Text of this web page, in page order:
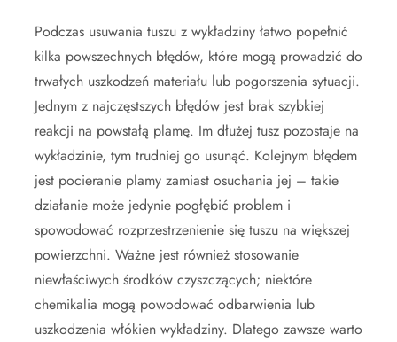
Podczas usuwania tuszu z wykładziny łatwo popełnić
kilka powszechnych błędów, które mogą prowadzić do
trwałych uszkodzeń materiału lub pogorszenia sytuacji.
Jednym z najczęstszych błędów jest brak szybkiej
reakcji na powstałą plamę. Im dłużej tusz pozostaje na
wykładzinie, tym trudniej go usunąć. Kolejnym błędem
jest pocieranie plamy zamiast osuchania jej – takie
działanie może jedynie pogłębić problem i
spowodować rozprzestrzenienie się tuszu na większej
powierzchni. Ważne jest również stosowanie
niewłaściwych środków czyszczących; niektóre
chemikalia mogą powodować odbarwienia lub
uszkodzenia włókien wykładziny. Dlatego zawsze warto